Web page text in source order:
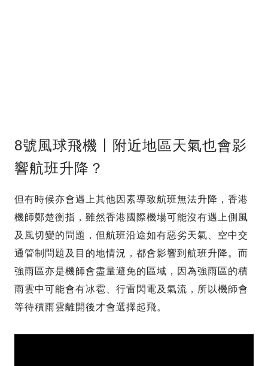
8號風球飛機〡附近地區天氣也會影
響航班升降？
但有時候亦會遇上其他因素導致航班無法升降，香港
機師鄭楚衡指，雖然香港國際機場可能沒有遇上側風
及風切變的問題，但航班沿途如有惡劣天氣、空中交
通管制問題及目的地情況，都會影響到航班升降。而
強雨區亦是機師會盡量避免的區域，因為強雨區的積
雨雲中可能會有冰雹、行雷閃電及氣流，所以機師會
等待積雨雲離開後才會選擇起飛。